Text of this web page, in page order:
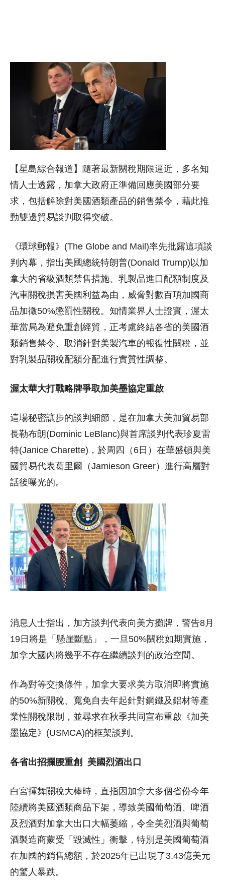
【星島綜合報道】隨著最新關稅期限逼近，多名知
情人士透露，加拿大政府正準備回應美國部分要
求，包括解除對美國酒類產品的銷售禁令，藉此推
動雙邊貿易談判取得突破。
《環球郵報》(The Globe and Mail)率先批露這項談
判內幕，指出美國總統特朗普(Donald Trump)以加
拿大的省級酒類禁售措施、乳製品進口配額制度及
汽車關稅損害美國利益為由，威脅對數百項加國商
品加徵50%懲罰性關稅。知情業界人士證實，渥太
華當局為避免重創經貿，正考慮終結各省的美國酒
類銷售禁令、取消針對美製汽車的報復性關稅，並
對乳製品關稅配額分配進行實質性調整。
渥太華大打戰略牌爭取加美墨協定重啟
這場秘密讓步的談判細節，是在加拿大美加貿易部
長勒布朗(Dominic LeBlanc)與首席談判代表珍夏雷
特(Janice Charette)，於周四（6日）在華盛頓與美
國貿易代表葛里爾（Jamieson Greer）進行高層對
話後曝光的。
消息人士指出，加方談判代表向美方攤牌，警告8月
19日將是「懸崖斷點」，一旦50%關稅如期實施，
加拿大國內將幾乎不存在繼續談判的政治空間。
作為對等交換條件，加拿大要求美方取消即將實施
的50%新關稅、寬免自去年起針對鋼鐵及鋁材等產
業性關稅限制，並尋求在秋季共同宣布重啟《加美
墨協定》(USMCA)的框架談判。
各省出招攔腰重創 美國烈酒出口
白宮揮舞關稅大棒時，直指因加拿大多個省份今年
陸續將美國酒類商品下架，導致美國葡萄酒、啤酒
及烈酒對加拿大出口大幅萎縮，令全美烈酒與葡萄
酒製造商蒙受「毀滅性」衝擊，特別是美國葡萄酒
在加國的銷售總額，於2025年已出現了3.43億美元
的驚人暴跌。